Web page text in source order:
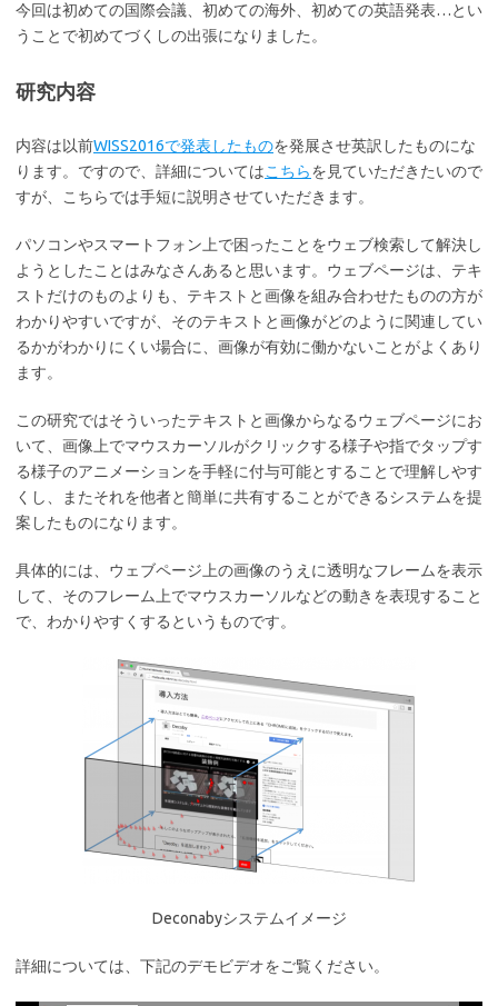
今回は初めての国際会議、初めての海外、初めての英語発表…とい
うことで初めてづくしの出張になりました。
研究内容
内容は以前WISS2016で発表したものを発展させ英訳したものにな
ります。ですので、詳細についてはこちらを見ていただきたいので
すが、こちらでは手短に説明させていただきます。
パソコンやスマートフォン上で困ったことをウェブ検索して解決し
ようとしたことはみなさんあると思います。ウェブページは、テキ
ストだけのものよりも、テキストと画像を組み合わせたものの方が
わかりやすいですが、そのテキストと画像がどのように関連してい
るかがわかりにくい場合に、画像が有効に働かないことがよくあり
ます。
この研究ではそういったテキストと画像からなるウェブページにお
いて、画像上でマウスカーソルがクリックする様子や指でタップす
る様子のアニメーションを手軽に付与可能とすることで理解しやす
くし、またそれを他者と簡単に共有することができるシステムを提
案したものになります。
具体的には、ウェブページ上の画像のうえに透明なフレームを表示
して、そのフレーム上でマウスカーソルなどの動きを表現すること
で、わかりやすくするというものです。
Deconabyシステムイメージ
詳細については、下記のデモビデオをご覧ください。